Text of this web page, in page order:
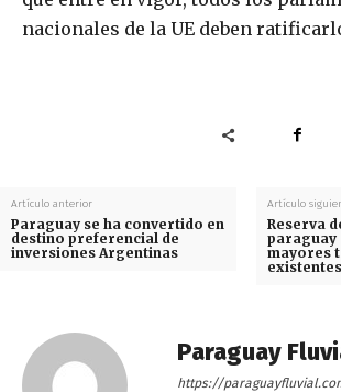
nacionales de la UE deben
Artículo anterior
Paraguay se ha convertido en
destino preferencial de
inversiones Argentinas
Artículo
Reserva
paraguay
mayores
existentes
Paraguay
https://